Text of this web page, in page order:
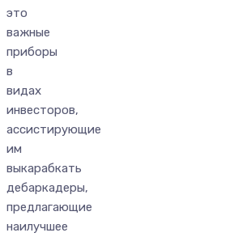
это
важные
приборы
в
видах
инвесторов,
ассистирующие
им
выкарабкать
дебаркадеры,
предлагающие
наилучшее